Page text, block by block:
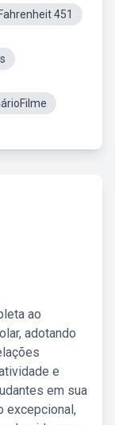
451
ao
adotando
e
em sua
excepcional,